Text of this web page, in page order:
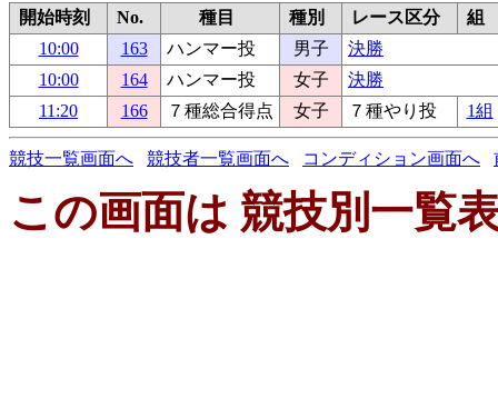
開始時刻 No. 種目 種別 レース区分
組
10:00
163 ハンマー投 男子
決勝
10:00
164 ハンマー投 女子
決勝
11:20
166 ７種総合得点 女子 ７種やり投 1組
競技一覧画面へ 競技者一覧画面へ コンディション画面へ
この画面は 競技別一覧